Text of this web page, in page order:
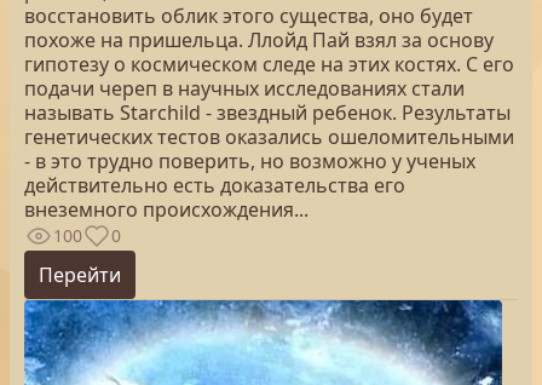
восстановить облик этого существа, оно будет
похоже на пришельца. Ллойд Пай взял за основу
гипотезу о космическом следе на этих костях. С его
подачи череп в научных исследованиях стали
называть Starchild - звездный ребенок. Результаты
генетических тестов оказались ошеломительными
- в это трудно поверить, но возможно у ученых
действительно есть доказательства его
внеземного происхождения...
100 0
Перейти